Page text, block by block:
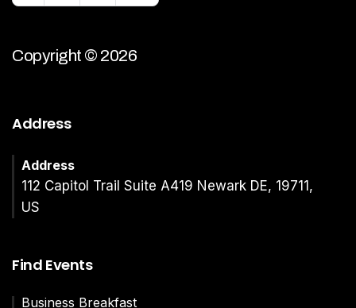
Copyright © 2026
Address
Address
112 Capitol Trail Suite A419 Newark DE, 19711,
US
Find Events
Business Breakfast